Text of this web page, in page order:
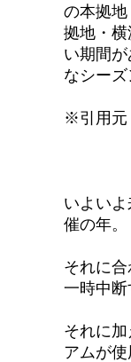
の本拠
拠地・
い期間
なシーズ
※引用元
いよい
催の年。
それに
一時中断
それに
アムが